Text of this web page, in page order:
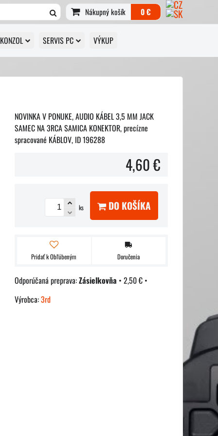
Nákupný košík 0 €
SERVIS PC VÝKUP
NOVINKA V PONUKE, AUDIO KÁBEL 3,5 MM JACK
SAMEC NA 3RCA SAMICA KONEKTOR, precízne
spracované KÁBLOV, ID 196288
4,60 €
ks DO KOŠÍKA
Pridať k Obľúbeným Doručenia
Zásielkovňa • 2,50 € •
Výrobca:3rd